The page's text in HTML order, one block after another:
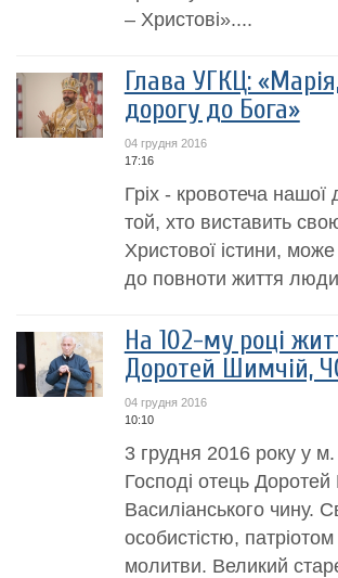
– Христові»....
Глава УГКЦ:
дорогу до Бога»
04 грудня 2016
17:16
Гріх - кровотеча
той, хто виставить
Христової істини,
до повноти життя
На 102-му році
Доротей Шимчій,
04 грудня 2016
10:10
3 грудня 2016 року у
Господі отець
Василіанського чину.
особистістю,
молитви. Великий